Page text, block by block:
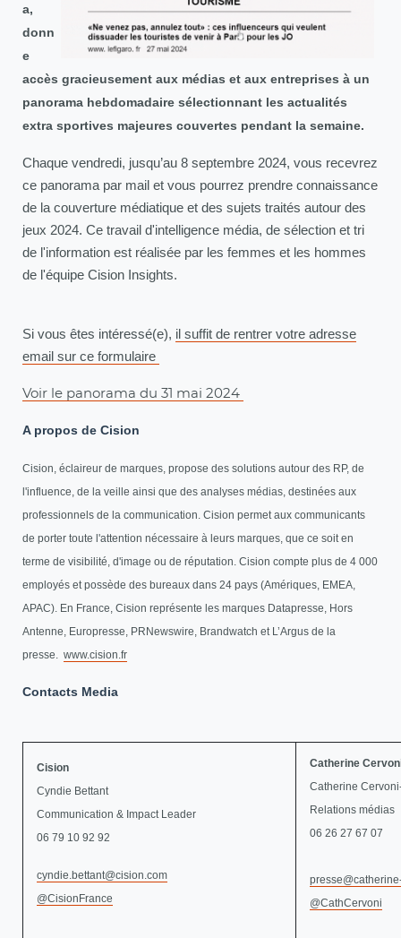
a,
donn
e
accès gracieusement aux médias et aux entreprises à un
panorama hebdomadaire sélectionnant les actualités
extra sportives majeures couvertes pendant la semaine.
Chaque vendredi, jusqu’au 8 septembre 2024, vous recevrez
ce panorama par mail et vous pourrez prendre connaissance
de la couverture médiatique et des sujets traités autour des
jeux 2024. Ce travail d'intelligence média, de sélection et tri
de l'information est réalisée par les femmes et les hommes
de l'équipe Cision Insights.
Si vous êtes intéressé(e), il suffit de rentrer votre adresse
email sur ce formulaire
Voir le panorama du 31 mai 2024
A propos de Cision
Cision, éclaireur de marques, propose des solutions autour des RP, de
l'influence, de la veille ainsi que des analyses médias, destinées aux
professionnels de la communication. Cision permet aux communicants
de porter toute l'attention nécessaire à leurs marques, que ce soit en
terme de visibilité, d'image ou de réputation. Cision compte plus de 4 000
employés et possède des bureaux dans 24 pays (Amériques, EMEA,
APAC). En France, Cision représente les marques Datapresse, Hors
Antenne, Europresse, PRNewswire, Brandwatch et L’Argus de la
presse. www.cision.fr
Contacts Media
Cision
Cyndie Bettant
Communication & Impact Leader
06 79 10 92 92
cyndie.bettant@cision.com
@CisionFrance
Catherine
Catherine
Relations médias
06 26 27 67 07
@CathCervoni